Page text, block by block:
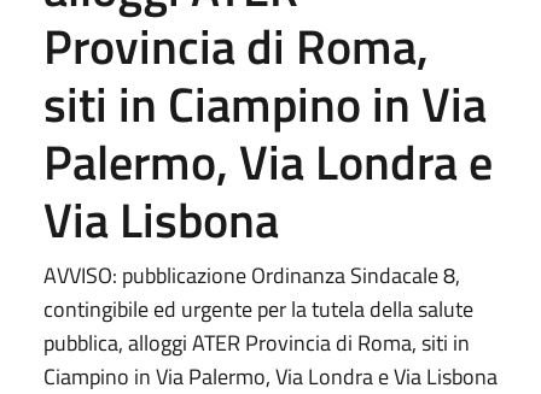
Provincia di Roma,
siti in Ciampino in Via
Palermo, Via Londra e
Via Lisbona
AVVISO: pubblicazione Ordinanza Sindacale 8,
contingibile ed urgente per la tutela della salute
pubblica, alloggi ATER Provincia di Roma, siti in
Ciampino in Via Palermo, Via Londra e Via Lisbona